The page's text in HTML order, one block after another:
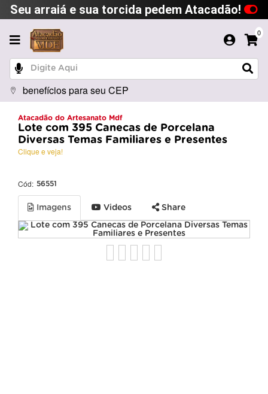
Seu arraiá e sua torcida pedem Atacadão!
0
benefícios para seu CEP
Atacadão do Artesanato Mdf
Lote com 395 Canecas de Porcelana
Diversas Temas Familiares e Presentes
Clique e veja!
Cód: 56551
Imagens Videos Share